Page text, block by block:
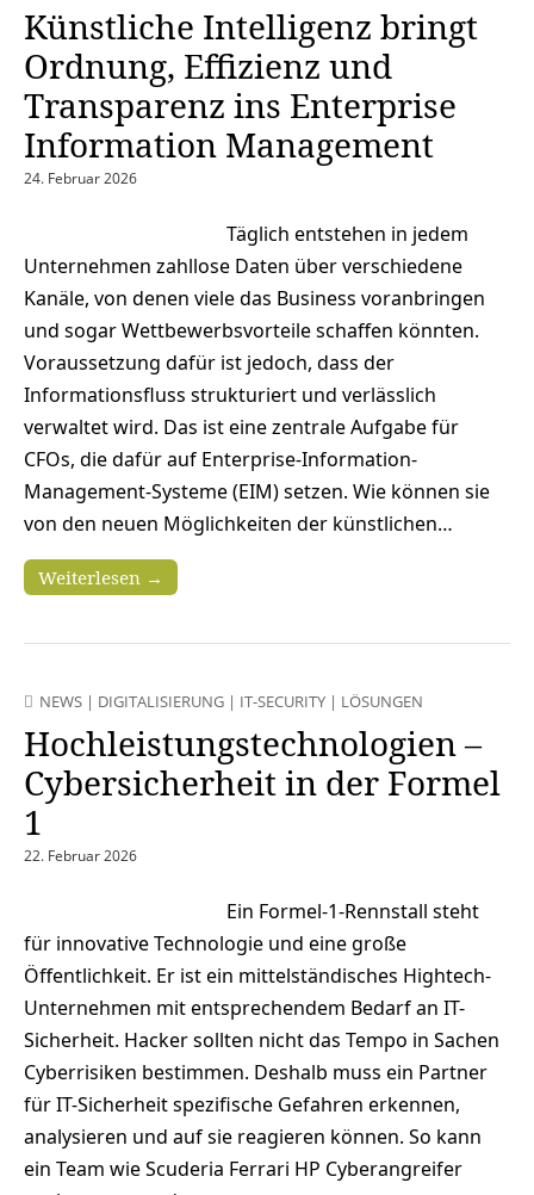
Künstliche Intelligenz bringt
Ordnung, Effizienz und
Transparenz ins Enterprise
Information Management
24. Februar 2026
Täglich entstehen in jedem
Unternehmen zahllose Daten über verschiedene
Kanäle, von denen viele das Business voranbringen
und sogar Wettbewerbsvorteile schaffen könnten.
Voraussetzung dafür ist jedoch, dass der
Informationsfluss strukturiert und verlässlich
verwaltet wird. Das ist eine zentrale Aufgabe für
CFOs, die dafür auf Enterprise-Information-
Management-Systeme (EIM) setzen. Wie können sie
von den neuen Möglichkeiten der künstlichen…
Weiterlesen →
NEWS | DIGITALISIERUNG | IT-SECURITY | LÖSUNGEN
Hochleistungstechnologien –
Cybersicherheit in der Formel
1
22. Februar 2026
Ein Formel-1-Rennstall steht
für innovative Technologie und eine große
Öffentlichkeit. Er ist ein mittelständisches Hightech-
Unternehmen mit entsprechendem Bedarf an IT-
Sicherheit. Hacker sollten nicht das Tempo in Sachen
Cyberrisiken bestimmen. Deshalb muss ein Partner
für IT-Sicherheit spezifische Gefahren erkennen,
analysieren und auf sie reagieren können. So kann
ein Team wie Scuderia Ferrari HP Cyberangreifer